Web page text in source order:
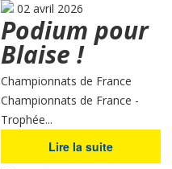
02 avril 2026
Podium pour
Blaise !
Championnats de France
Championnats de France -
Trophée...
Lire la suite